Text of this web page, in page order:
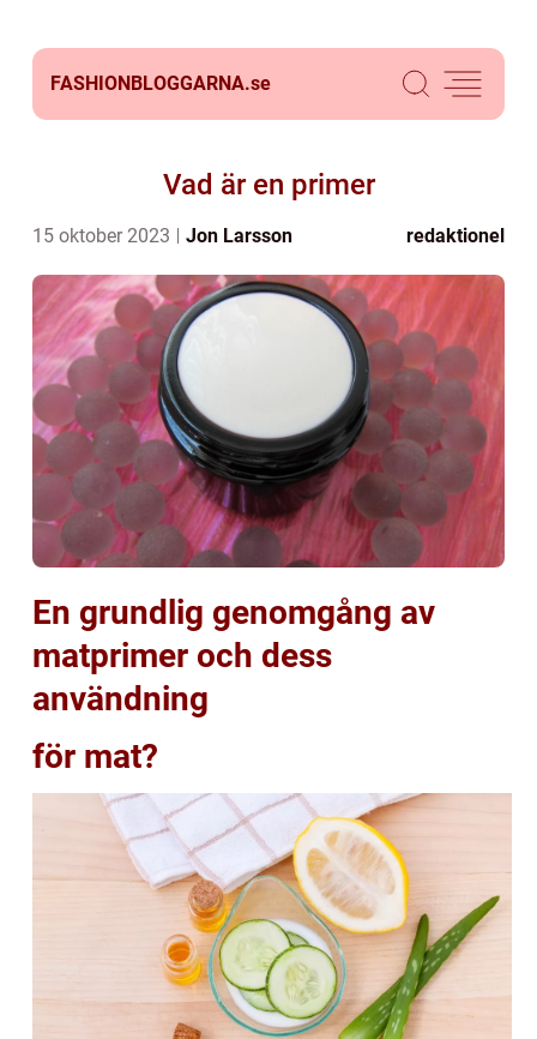
FASHIONBLOGGARNA.se
Vad är en primer
15 oktober 2023 Jon Larsson redaktionel
En grundlig genomgång av
matprimer och dess
användning
för mat?